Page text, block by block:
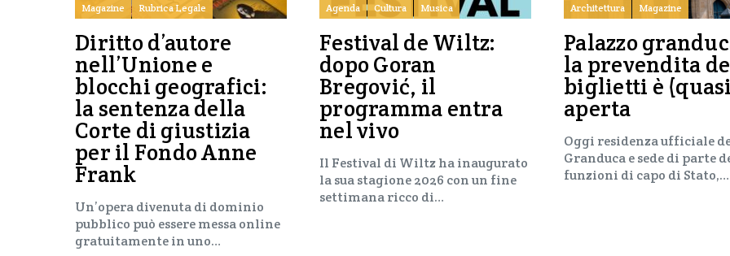
Magazine Rubrica Legale
Diritto d’autore
nell’Unione e
blocchi geografici:
la sentenza della
Corte di giustizia
per il Fondo Anne
Frank
Un’opera divenuta di dominio
pubblico può essere messa online
gratuitamente in uno…
Agenda Cultura Musica
Festival de Wiltz:
dopo Goran
Bregović, il
programma entra
nel vivo
Il Festival di Wiltz ha inaugurato
la sua stagione 2026 con un fine
settimana ricco di…
Architettura Magazine
Palazzo
la prevendita
biglietti è
aperta
Oggi residenza ufficiale
Granduca e sede di parte
funzioni di capo di Stato,…